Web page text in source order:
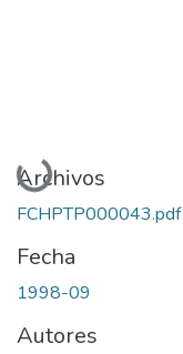
Cargando...
Archivos
FCHPTP000043.pdf
Fecha
1998-09
Autores